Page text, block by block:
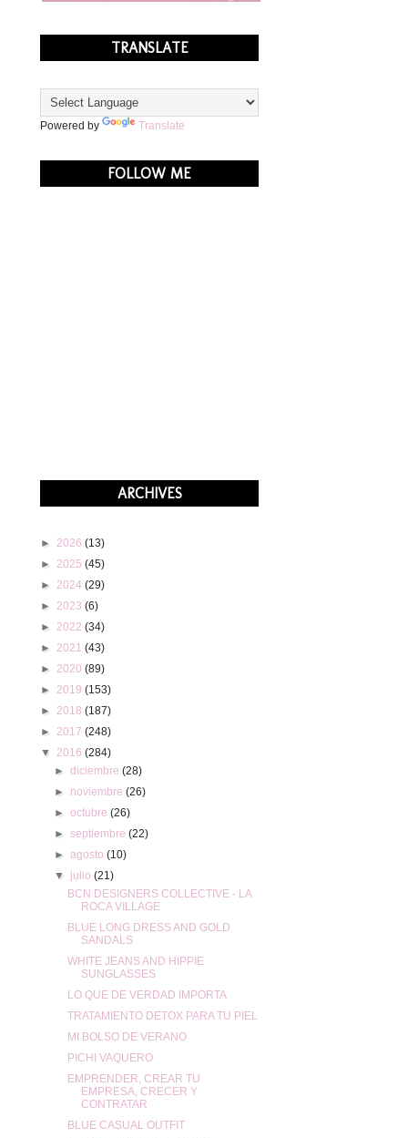
TRANSLATE
Powered by Translate
FOLLOW ME
ARCHIVES
► 2026(13)
► 2025(45)
► 2024(29)
► 2023(6)
► 2022(34)
► 2021(43)
► 2020(89)
► 2019(153)
► 2018(187)
► 2017(248)
▼ 2016(284)
► diciembre (28)
► noviembre (26)
► octubre (26)
► septiembre (22)
► agosto (10)
▼ julio (21)
BCN DESIGNERS COLLECTIVE - LA
ROCA VILLAGE
BLUE LONG DRESS AND GOLD
SANDALS
WHITE JEANS AND HIPPIE
SUNGLASSES
LO QUE DE VERDAD IMPORTA
TRATAMIENTO DETOX PARA TU PIEL
MI BOLSO DE VERANO
PICHI VAQUERO
EMPRENDER, CREAR TU
EMPRESA, CRECER Y
CONTRATAR
BLUE CASUAL OUTFIT